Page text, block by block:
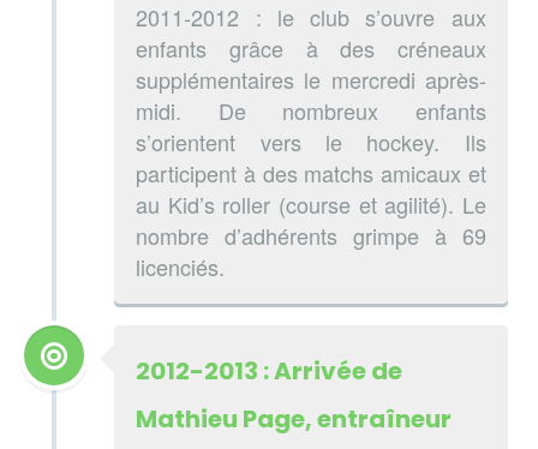
2011-2012 : le club s’ouvre aux
enfants grâce à des créneaux
supplémentaires le mercredi après-
midi. De nombreux enfants
s’orientent vers le hockey. Ils
participent à des matchs amicaux et
au Kid’s roller (course et agilité). Le
nombre d’adhérents grimpe à 69
licenciés.
2012-2013 : Arrivée de
Mathieu Page, entraîneur